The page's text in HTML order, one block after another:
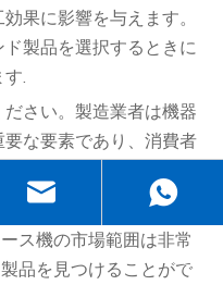
果に影響を与えます。
製品を選択するときに
.
さい。製造業者は機器
な要素であり、消費者
ス機の市場範囲は非常
品を見つけることがで
5258-1232